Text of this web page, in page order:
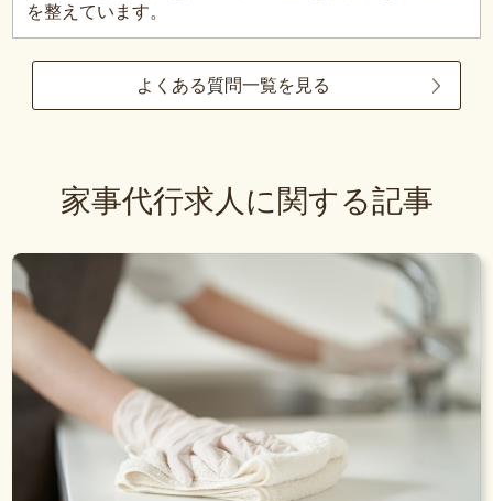
を整えています。
よくある質問一覧を見る
家事代行求人に関する記事